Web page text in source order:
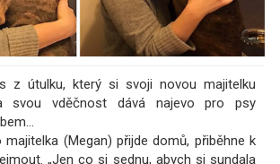
z útulku, který si svoji novou majitelku
svou vděčnost dává najevo pro psy
(Megan) přijde domů, přiběhne k
„Jen co si sednu, abych si sundala